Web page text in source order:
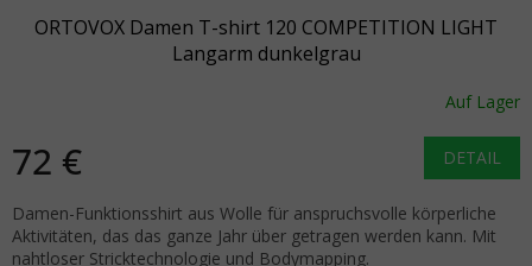
ORTOVOX Damen T-shirt 120 COMPETITION LIGHT
Langarm dunkelgrau
Auf Lager
72 € DETAIL
Damen-Funktionsshirt aus Wolle für anspruchsvolle körperliche
Aktivitäten, das das ganze Jahr über getragen werden kann. Mit
nahtloser Stricktechnologie und Bodymapping.